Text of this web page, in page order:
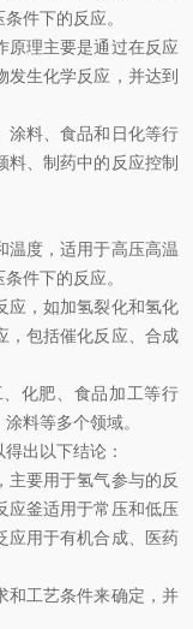
件下的反应。
理主要是通过在反应
生化学反应，并达到
料、食品和日化等行
料、制药中的反应控制
度，适用于高压高温
件下的反应。
，如加氢裂化和氢化
，包括催化反应、合成
化肥、食品加工等行
料等多个领域。
出以下结论：
要用于氢气参与的反
应釜适用于常压和低压
应用于有机合成、医药
工艺条件来确定，并